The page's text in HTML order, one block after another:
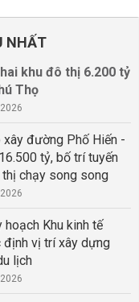
NHẤT
khu đô thị 6.200 tỷ
Thọ
xây đường Phố Hiến -
tỷ, bố trí tuyến
chạy song song
hoạch Khu kinh tế
định vị trí xây dựng
lịch